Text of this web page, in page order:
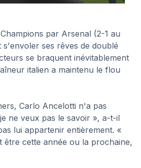
par Arsenal (2-1 au
ses rêves de doublé
se braquent inévitablement
italien a maintenu le flou
Carlo Ancelotti n'a pas
ne veux pas le savoir », a-t-il
lui appartenir entièrement. «
être cette année ou la prochaine,